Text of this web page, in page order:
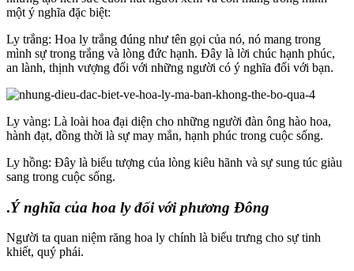
một ý nghĩa đặc biệt:
Ly trắng: Hoa ly trắng đúng như tên gọi của nó, nó mang trong
mình sự trong trắng và lòng đức hạnh. Đây là lời chúc hạnh phúc,
an lành, thịnh vượng đối với những người có ý nghĩa đối với bạn.
Ly vàng: Là loài hoa đại diện cho những người đàn ông hào hoa,
hành đạt, đồng thời là sự may mắn, hạnh phúc trong cuộc sống.
Ly hồng: Đây là biểu tượng của lòng kiêu hãnh và sự sung túc giàu
sang trong cuộc sống.
.Ý nghĩa của hoa ly đối với phương Đông
Người ta quan niệm răng hoa ly chính là biểu trưng cho sự tinh
khiết, quý phái.